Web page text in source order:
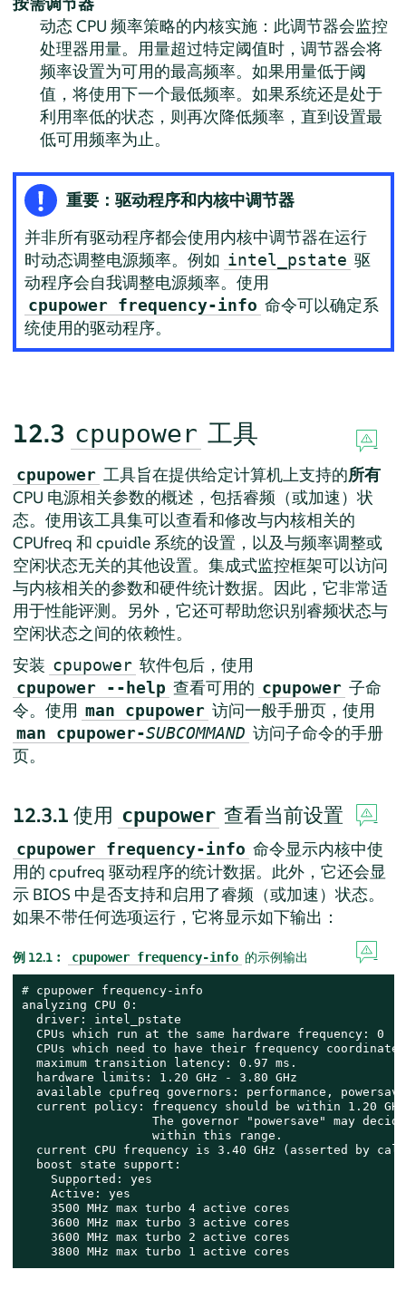
动态 CPU 频率策略的内核实施：此调节器会监控
处理器用量。用量超过特定阈值时，调节器会将
频率设置为可用的最高频率。如果用量低于阈
值，将使用下一个最低频率。如果系统还是处于
利用率低的状态，则再次降低频率，直到设置最
低可用频率为止。
重要：驱动程序和内核中调节器
并非所有驱动程序都会使用内核中调节器在运行
时动态调整电源频率。例如 intel_pstate 驱
动程序会自我调整电源频率。使用
cpupower frequency-info 命令可以确定系
统使用的驱动程序。
12.3 cpupower 工具
cpupower 工具旨在提供给定计算机上支持的所有
CPU 电源相关参数的概述，包括睿频（或加速）状
态。使用该工具集可以查看和修改与内核相关的
CPUfreq 和 cpuidle 系统的设置，以及与频率调整或
空闲状态无关的其他设置。集成式监控框架可以访问
与内核相关的参数和硬件统计数据。因此，它非常适
用于性能评测。另外，它还可帮助您识别睿频状态与
空闲状态之间的依赖性。
安装 cpupower 软件包后，使用
cpupower --help 查看可用的 cpupower 子命
令。使用 man cpupower 访问一般手册页，使用
man cpupower-SUBCOMMAND 访问子命令的手册
页。
12.3.1 使用 cpupower 查看当前设置
cpupower frequency-info 命令显示内核中使
用的 cpufreq 驱动程序的统计数据。此外，它还会显
示 BIOS 中是否支持和启用了睿频（或加速）状态。
如果不带任何选项运行，它将显示如下输出：
例 12.1︰ cpupower frequency-info 的示例输出
# cpupower frequency-info
analyzing CPU 0:
  driver: intel_pstate
  CPUs which run at the same hardware frequency: 0
CPUs which need to have their frequency
  maximum transition latency: 0.97 ms.
  hardware limits: 1.20 GHz - 3.80 GHz
  available cpufreq governors: performance, powersave
current policy: frequency should be within 1.20
The governor "powersave" may
                  within this range.
current CPU frequency is 3.40 GHz (asserted by
  boost state support:
    Supported: yes
    Active: yes
    3500 MHz max turbo 4 active cores
    3600 MHz max turbo 3 active cores
    3600 MHz max turbo 2 active cores
    3800 MHz max turbo 1 active cores